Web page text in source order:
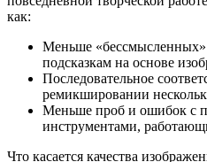
как:
Меньше «бессмысленных»
подсказкам на основе
Последовательное
ремикшировании
Меньше проб и ошибок с
инструментами,
Что касается качества